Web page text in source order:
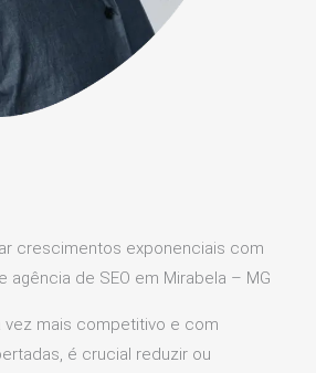
crescimentos exponenciais com
agência de SEO em Mirabela – MG
vez mais competitivo e com
é crucial reduzir ou